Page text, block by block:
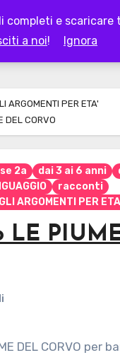
completi e
a noi! Ignora
ARGOMENTI PER ETA'
DEL CORVO
2a dai 3 ai 6 anni
racconti
ARGOMENTI PER
LE